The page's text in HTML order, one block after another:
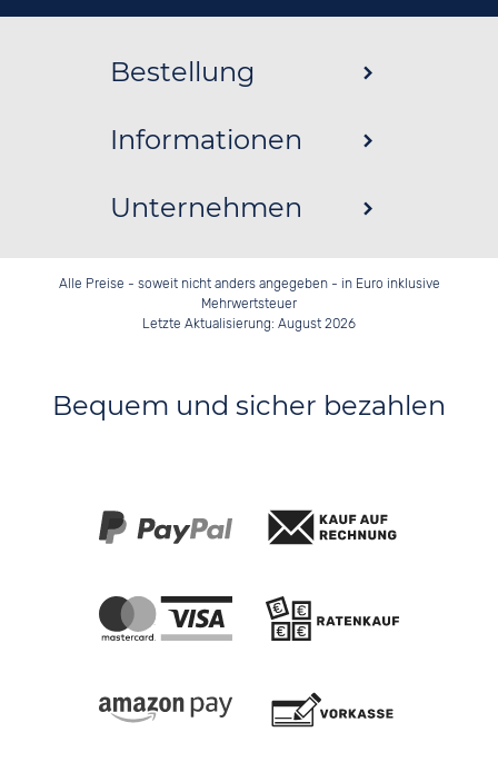
Bestellung
Informationen
Unternehmen
Alle Preise - soweit nicht anders angegeben - in Euro inklusive
Mehrwertsteuer
Letzte Aktualisierung: August 2026
Bequem und sicher bezahlen